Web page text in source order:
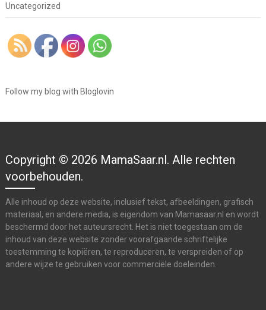
Uncategorized
Follow my blog with Bloglovin
Copyright © 2026 MamaSaar.nl. Alle rechten
voorbehouden.
Alle inhoud op deze website, inclusief tekst, afbeeldingen, grafisch
materiaal, en andere media, is eigendom van Mamasaar.nl en wordt
beschermd door het auteursrecht. Het is niet toegestaan om de
inhoud van deze website zonder voorafgaande schriftelijke
toestemming te kopiëren, te reproduceren, te verspreiden of op
andere wijze te gebruiken voor commerciële doeleinden.